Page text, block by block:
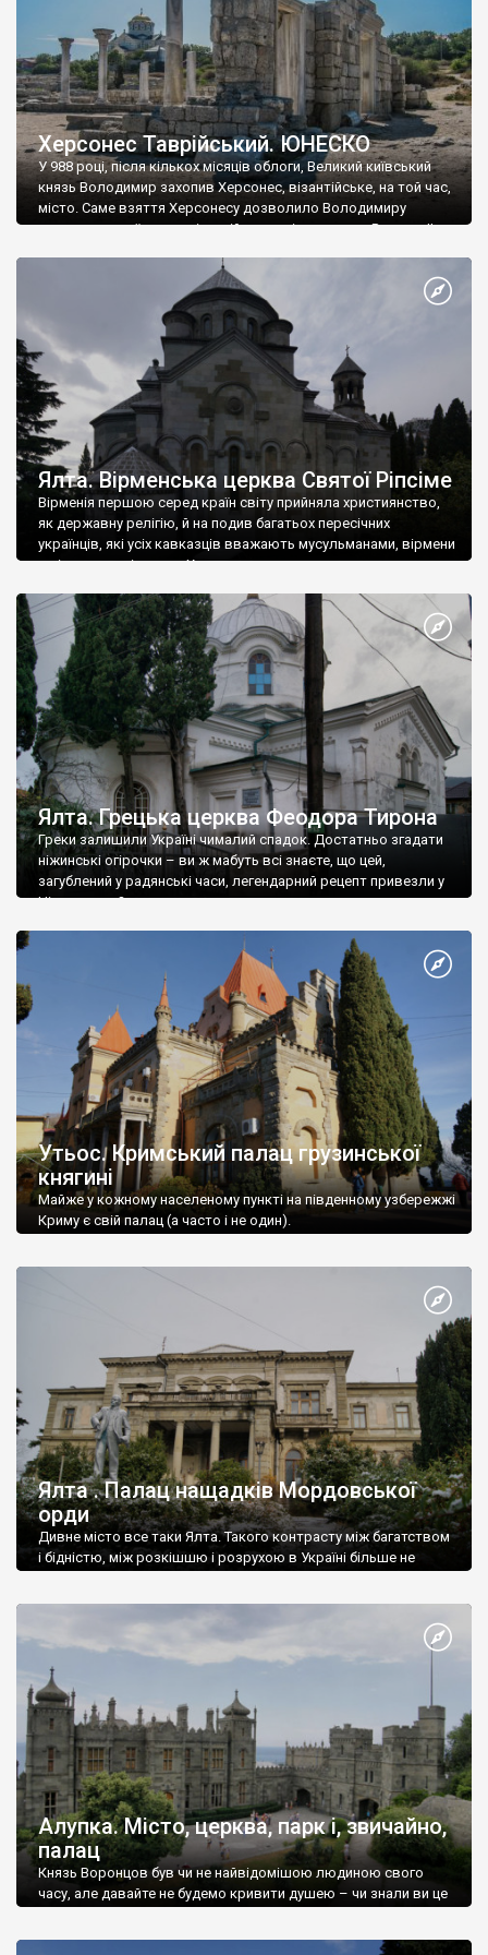
Херсонес Таврійський. ЮНЕСКО
У 988 році, після кількох місяців облоги, Великий київський
князь Володимир захопив Херсонес, візантійське, на той час,
місто. Саме взяття Херсонесу дозволило Володимиру
диктувати свої умови візантійському імператору Василю ІІ, та
Херсонесі Володимир-язичник, став Василем-християнином.
А потім було Хрещення Русі. На честь Херсонесу Таврійського
Ялта. Вірменська церква Святої Ріпсіме
Вірменія першою серед країн світу прийняла християнство,
як державну релігію, й на подив багатьох пересічних
українців, які усіх кавказців вважають мусульманами, вірмени
є відданими вірянами Христа
Ялта. Грецька церква Феодора Тирона
Греки залишили Україні чималий спадок. Достатньо згадати
ніжинські огірочки – ви ж мабуть всі знаєте, що цей,
загублений у радянські часи, легендарний рецепт привезли у
Ніжин греки?
Утьос. Кримський палац грузинської
княгині
Майже у кожному населеному пункті на південному узбережжі
Криму є свій палац (а часто і не один).
Ялта . Палац нащадків Мордовської
орди
Дивне місто все таки Ялта. Такого контрасту між багатством
і бідністю, між розкішшю і розрухою в Україні більше не
Алупка. Місто, церква, парк і, звичайно,
палац
Князь Воронцов був чи не найвідомішою людиною свого
часу, але давайте не будемо кривити душею – чи знали ви це